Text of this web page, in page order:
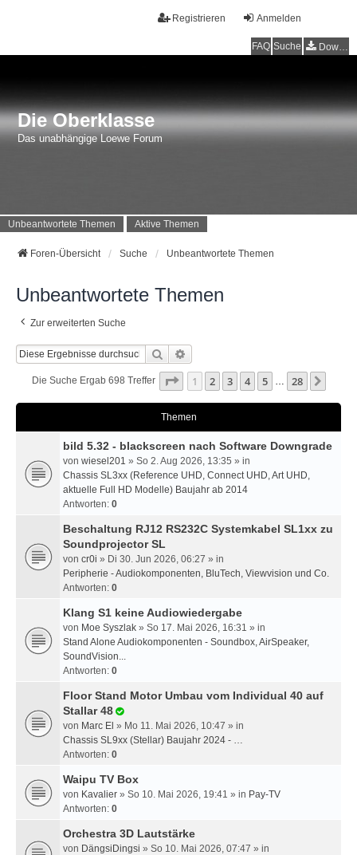
Anmelden
Registrieren
FAQ Suche Downloads
Die Oberklasse
Das unabhängige Loewe Forum
Unbeantwortete Themen Aktive Themen
Foren-Übersicht Suche Unbeantwortete Themen
Unbeantwortete Themen
Zur erweiterten Suche
Suche
Die Suche Ergab 698 Treffer Seite 1Von 28
1 2 3 4 5 … 28
Themen
bild 5.32 - blackscreen nach Software Downgrade
von wiesel201 » So 2. Aug 2026, 13:35 » in
Chassis SL3xx (Reference UHD, Connect UHD, Art UHD,
aktuelle Full HD Modelle) Baujahr ab 2014
Antworten: 0
Beschaltung RJ12 RS232C Systemkabel SL1xx zu
Soundprojector SL
von cr0i » Di 30. Jun 2026, 06:27 » in
Peripherie - Audiokomponenten, BluTech, Viewvision und Co.
Antworten: 0
Klang S1 keine Audiowiedergabe
von Moe Syszlak » So 17. Mai 2026, 16:31 » in
Stand Alone Audiokomponenten - Soundbox, AirSpeaker,
SoundVision...
Antworten: 0
Floor Stand Motor Umbau vom Individual 40 auf
Stallar 48
von Marc El » Mo 11. Mai 2026, 10:47 » in
Chassis SL9xx (Stellar) Baujahr 2024 - …
Antworten: 0
Waipu TV Box
von Kavalier » So 10. Mai 2026, 19:41 » in Pay-TV
Antworten: 0
Orchestra 3D Lautstärke
von DängsiDingsi » So 10. Mai 2026, 07:47 » in